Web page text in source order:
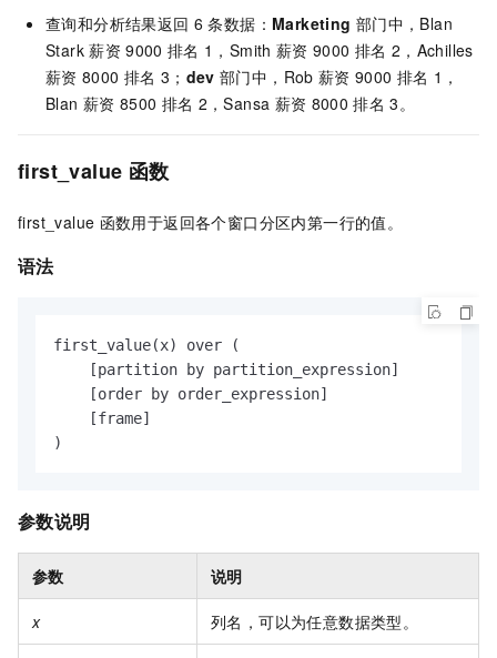
查询和分析结果返回 6 条数据： Marketing 部门中，Blan
Stark 薪资 9000 排名 1，Smith 薪资 9000 排名 2，Achilles
薪资 8000 排名 3； dev 部门中，Rob 薪资 9000 排名 1，
Blan 薪资 8500 排名 2，Sansa 薪资 8000 排名 3。
first_value 函数
first_value 函数用于返回各个窗口分区内第一行的值。
语法
first_value(x) over (
    [partition by partition_expression]
    [order by order_expression]
    [frame]
)
参数说明
参数 说明
x 列名，可以为任意数据类型。